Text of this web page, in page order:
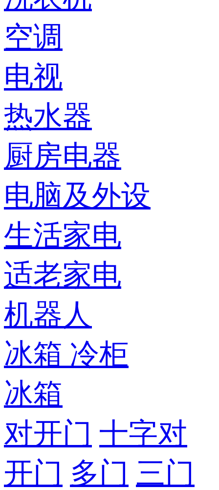
空调
电视
热水器
厨房电器
电脑及外设
生活家电
适老家电
机器人
冰箱 冷柜
冰箱
对开门 十字对
开门 多门 三门